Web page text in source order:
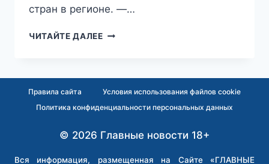
стран в регионе. —…
ЧИТАЙТЕ ДАЛЕЕРОССИЯ
О
ВОЕННО-
СОТРУДНИЧЕСТВЕ
Правила сайта
Условия использования файлов cookie
Политика конфиденциальности персональных данных
© 2026 Главные новости 18+
Вся информация, размещенная на Сайте «ГЛАВНЫЕ